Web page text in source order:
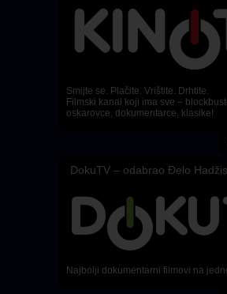
Smijte se. Plačite. Vrištite. Drhtite.
Filmski kanal koji ima sve –
oskarovce, dokumentarce, klasike!
DokuTV – odabrao Đelo
Najbolji dokumentarni filmovi na